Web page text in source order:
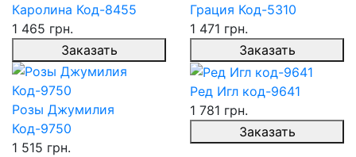
Каролина Код-8455
1 465 грн.
Заказать
Грация Код-5310
1 471 грн.
Заказать
Розы Джумилия
Код-9750
1 515 грн.
Ред Игл код-9641
1 781 грн.
Заказать